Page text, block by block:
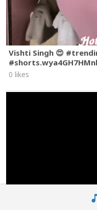
music_note
Vishti Singh 😍
0 likes